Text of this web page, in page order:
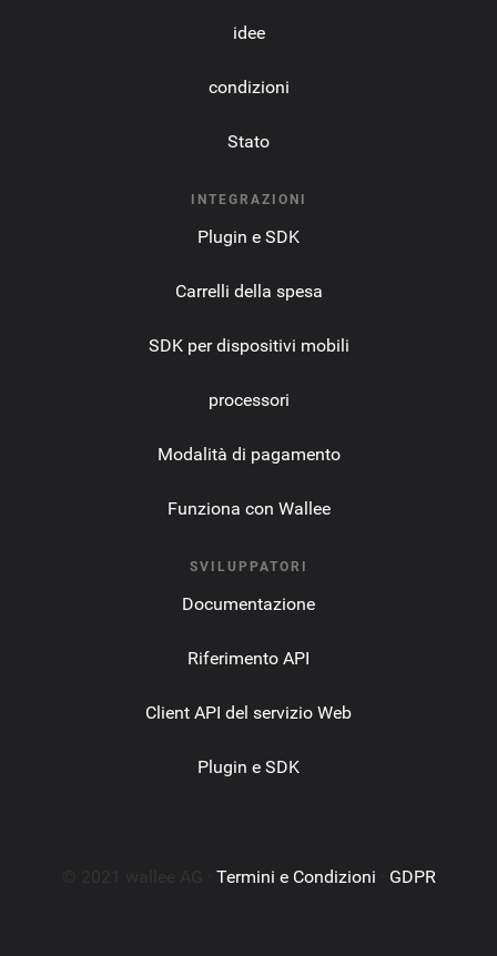
idee
condizioni
Stato
INTEGRAZIONI
Plugin e SDK
Carrelli della spesa
SDK per dispositivi mobili
processori
Modalità di pagamento
Funziona con Wallee
SVILUPPATORI
Documentazione
Riferimento API
Client API del servizio Web
Plugin e SDK
Termini e Condizioni GDPR